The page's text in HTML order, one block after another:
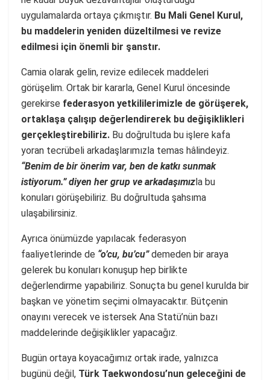
uygulamalarda ortaya çıkmıştır. Bu Mali Genel Kurul,
bu maddelerin yeniden düzeltilmesi ve revize
edilmesi için önemli bir şanstır.
Camia olarak gelin, revize edilecek maddeleri
görüşelim. Ortak bir kararla, Genel Kurul öncesinde
gerekirse federasyon yetkililerimizle de görüşerek,
ortaklaşa çalışıp değerlendirerek bu değişiklikleri
gerçekleştirebiliriz. Bu doğrultuda bu işlere kafa
yoran tecrübeli arkadaşlarımızla temas hâlindeyiz.
“Benim de bir önerim var, ben de katkı sunmak
istiyorum.” diyen her grup ve arkadaşımızla bu
konuları görüşebiliriz. Bu doğrultuda şahsıma
ulaşabilirsiniz.
Ayrıca önümüzde yapılacak federasyon
faaliyetlerinde de “o’cu, bu’cu” demeden bir araya
gelerek bu konuları konuşup hep birlikte
değerlendirme yapabiliriz. Sonuçta bu genel kurulda bir
başkan ve yönetim seçimi olmayacaktır. Bütçenin
onayını verecek ve istersek Ana Statü’nün bazı
maddelerinde değişiklikler yapacağız.
Bugün ortaya koyacağımız ortak irade, yalnızca
bugünü değil, Türk Taekwondosu’nun geleceğini de